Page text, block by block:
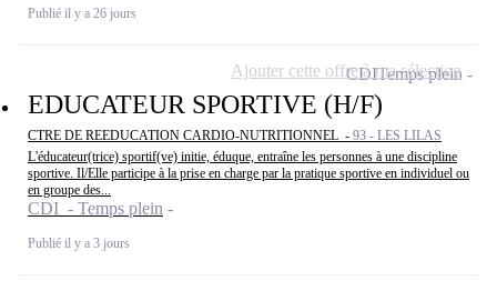
Publié il y a 26 jours
EDUCATEUR SPORTIVE (H/F)
CTRE DE REEDUCATION CARDIO-NUTRITIONNEL - 93 - LES LILAS
L'éducateur(trice) sportif(ve) initie, éduque, entraîne les personnes à une discipline
sportive. Il/Elle participe à la prise en charge par la pratique sportive en individuel ou
en groupe des...
CDI - Temps plein
Publié il y a 3 jours
CDITemps plein
Ajouter cette offre à ma sélection